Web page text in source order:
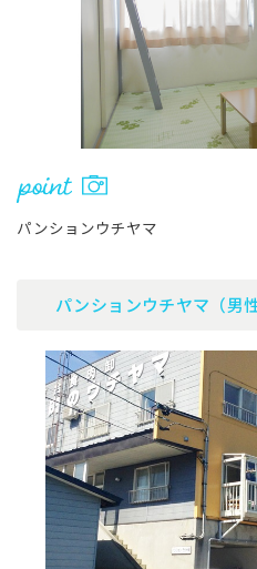
パンションウチヤマ
パンションウチヤマ（男性